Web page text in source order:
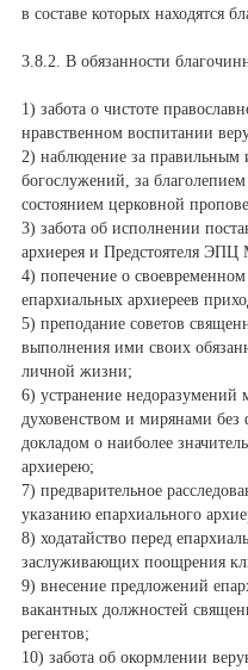
в составе которых находятся
3.8.2. В обязанности
1) забота о чистоте
нравственном воспитании
2) наблюдение за правильным
богослужений, за
состоянием церковной
3) забота об исполнении
архиерея и Предстоятеля
4) попечение о
епархиальных архиереев
5) преподание советов
выполнения ими своих
личной жизни;
6) устранение
духовенством и мирянами без
докладом о наиболее
архиерею;
7) предварительное
указанию епархиального
8) ходатайство перед
заслуживающих поощрения
9) внесение предложений
вакантных должностей
регентов;
10) забота об окормлении